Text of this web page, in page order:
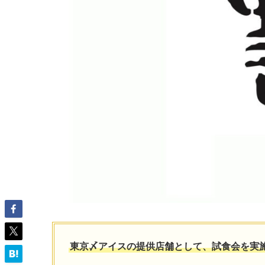
東京〆アイスの提供店舗として、試食会を実